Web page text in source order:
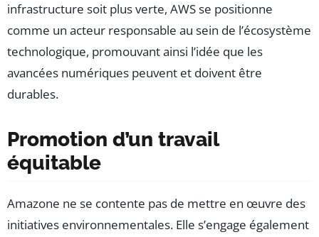
infrastructure soit plus verte, AWS se positionne
comme un acteur responsable au sein de l’écosystème
technologique, promouvant ainsi l’idée que les
avancées numériques peuvent et doivent être
durables.
Promotion d’un travail
équitable
Amazone ne se contente pas de mettre en œuvre des
initiatives environnementales. Elle s’engage également